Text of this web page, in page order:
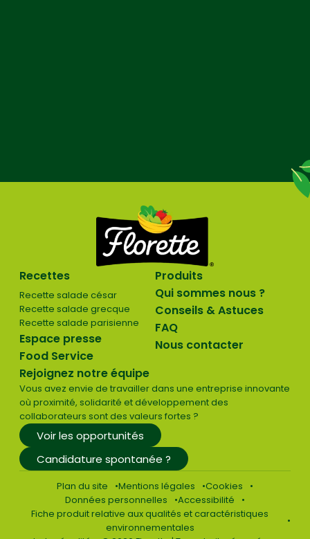
Recettes
Recette salade césar
Recette salade grecque
Recette salade parisienne
Espace presse
Food Service
Produits
Qui sommes nous ?
Conseils & Astuces
FAQ
Nous contacter
Rejoignez notre équipe
Vous avez envie de travailler dans une entreprise innovante
où proximité, solidarité et développement des
collaborateurs sont des valeurs fortes ?
Voir les opportunités
Candidature spontanée ?
Plan du site Mentions légales
Cookies
Données personnelles
Accessibilité
Fiche produit relative aux qualités et caractéristiques
environnementales